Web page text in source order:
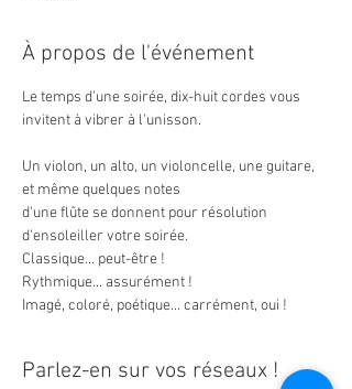
À propos de l'événement
Le temps d'une soirée, dix-huit cordes vous
invitent à vibrer à l'unisson.
Un violon, un alto, un violoncelle, une guitare,
et même quelques notes
d'une flûte se donnent pour résolution
d'ensoleiller votre soirée.
Classique... peut-être !
Rythmique... assurément !
Imagé, coloré, poétique... carrément, oui !
Parlez-en sur vos réseaux !